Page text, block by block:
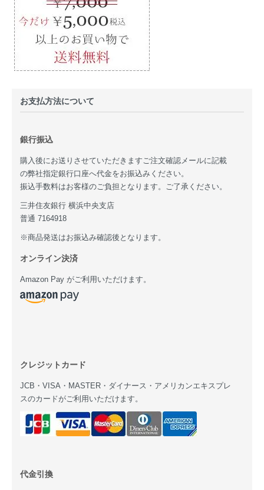
お支払方法について
銀行振込
購入後にお送りさせていただきますご注文確認メールに記載
の弊社指定銀行口座へ代金をお振込みください。
振込手数料はお客様のご負担となります。ご了承ください。
三井住友銀行 横浜中央支店
普通 7164918
※商品発送はお振込み確認後となります。
オンライン決済
Amazon Pay がご利用いただけます。
クレジットカード
JCB・VISA・MASTER・ダイナース・アメリカンエキスプレ
スのカードがご利用いただけます。
代金引換